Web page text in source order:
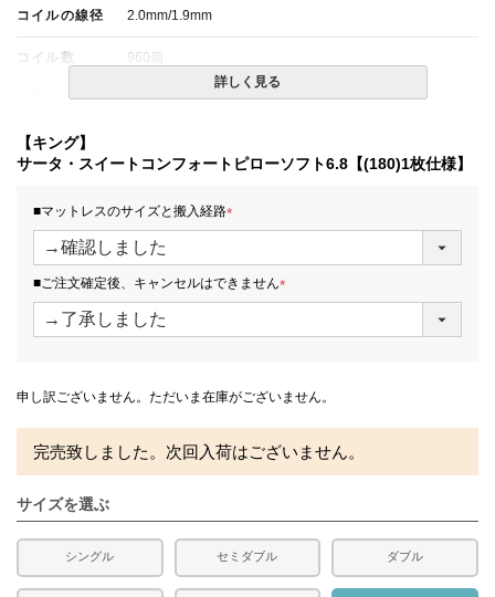
コイルの線径 2.0mm/1.9mm
コイル数 960個
・価格はマットレス単体購入の金額です。
発生する場合がございます。また、発送予定も変更になる
場合があります。
詳しく見る
【キング】
サータ・スイートコンフォートピローソフト6.8【(180)1枚仕様】
■マットレスのサイズと搬入経路
(
)
■ご注文確定後、キャンセルはできません
(
申し訳ございません。ただいま在庫がございません。
完売致しました。次回入荷はございません。
サイズを選ぶ
シングル セミダブル ダブル